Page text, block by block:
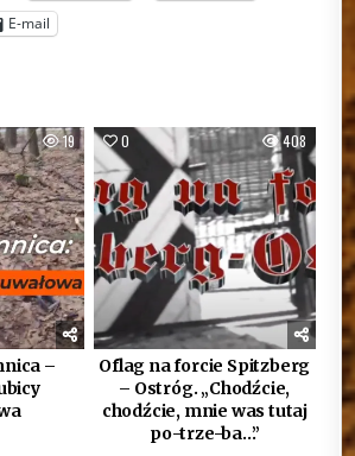
E-mail
19
–
0 408
Oflag na forcie Spitzberg
– Ostróg. „Chodźcie,
chodźcie, mnie was tutaj
po-trze-ba…”